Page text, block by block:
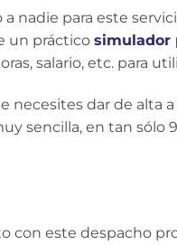
nadie para este
un práctico simulador
salario, etc. para
necesites dar de alta
sencilla, en tan sólo
con este despacho